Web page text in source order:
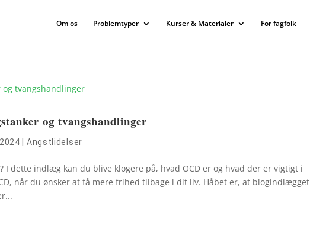
Om os Problemtyper Kurser & Materialer For fagfolk
og tvangshandlinger
Angstlidelser
I dette indlæg kan du blive klogere på, hvad OCD er og hvad der er vigtigt i
når du ønsker at få mere frihed tilbage i dit liv. Håbet er, at blogindlægget